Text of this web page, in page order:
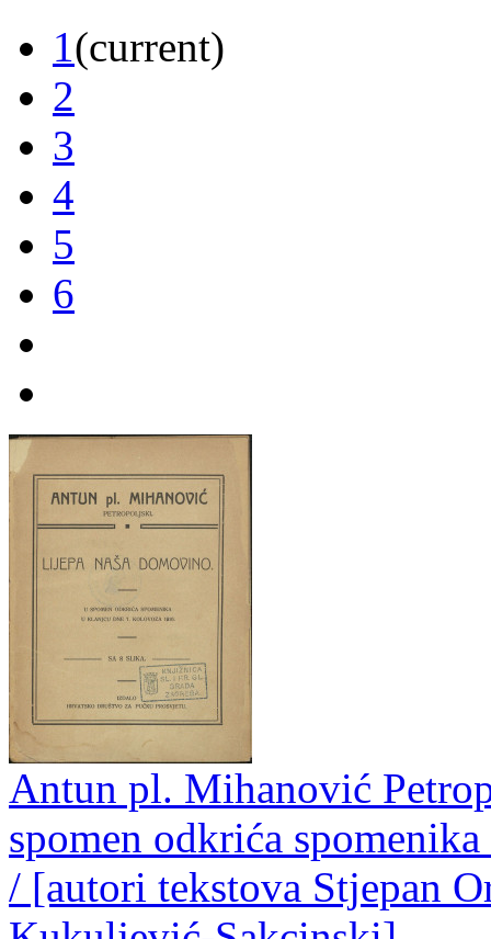
1(current)
2
3
4
5
6
Antun pl. Mihanović
spomen odkrića
/ [autori tekstova Stjepan